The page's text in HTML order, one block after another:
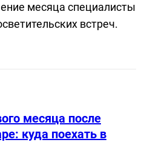
месяца специалисты
встреч.
месяца после
куда поехать в